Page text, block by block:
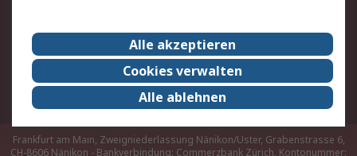
Karriere bei RS
Nachhaltigkeit
Qualität/Umwelt/ZertifikatePresse-Center
Event-Center
Frankfurt am Main, Zweigniederlassung Nänikon/Uster, Grabenstrasse 6,
CH-8606 Nänikon - Bankverbindung: Commerzbank Zürich, Kontonummer:
Alle akzeptieren
Cookies verwalten
Alle ablehnen